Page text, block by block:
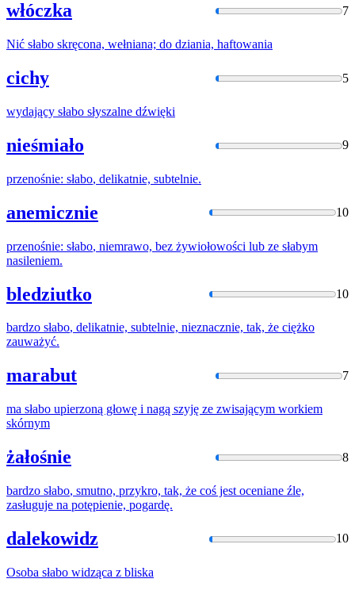
włóczka 7
Nić słabo skręcona, wełniana; do dziania, haftowania
cichy 5
wydający słabo słyszalne dźwięki
nieśmiało 9
przenośnie: słabo, delikatnie, subtelnie.
anemicznie 10
przenośnie: słabo, niemrawo, bez żywiołowości lub ze słabym
nasileniem.
bledziutko 10
bardzo słabo, delikatnie, subtelnie, nieznacznie, tak, że ciężko
zauważyć.
marabut 7
ma słabo upierzoną głowę i nagą szyję ze zwisającym workiem
skórnym
żałośnie 8
bardzo słabo, smutno, przykro, tak, że coś jest oceniane źle,
zasługuje na potępienie, pogardę.
dalekowidz 10
Osoba słabo widząca z bliska